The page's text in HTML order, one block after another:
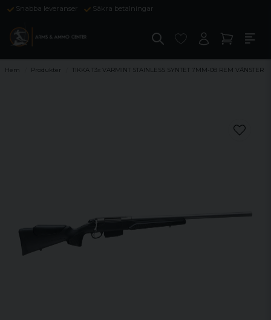
Snabba leveranser Säkra betalningar
Hem Produkter TIKKA T3x VARMINT STAINLESS SYNTET 7MM-08 REM VÄNSTER